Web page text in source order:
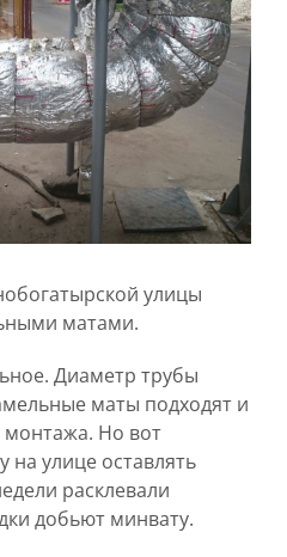
улицы
матами.
Диаметр трубы
маты подходят и
монтажа. Но вот
на улице оставлять
расклевали
добьют минвату.